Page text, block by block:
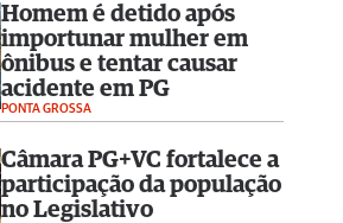
Homem é detido após
importunar mulher em
ônibus e tentar causar
acidente em PG
PONTA GROSSA
Câmara PG+VC fortalece a
participação da população
no Legislativo